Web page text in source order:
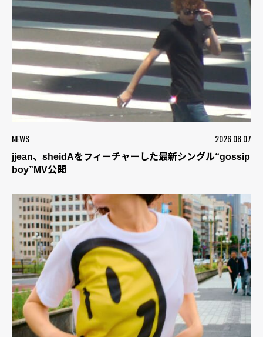
NEWS 2026.08.07
jjean、sheidAをフィーチャーした最新シングル“gossip
boy”MV公開